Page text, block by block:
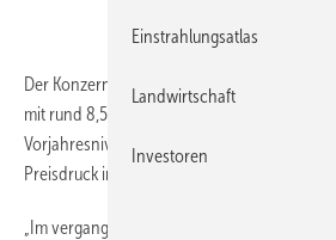
Der Konzern SMA Solar Technology
mit rund 8,5 Gigawatt Leistung. Damit lag der
Vorjahresniveau. Der Umsatz sank
Preisdruck im Markt.
„Im vergangenen Geschäftsjahr hatte SMA
Einstrahlungsatlas
Landwirtschaft
Investoren